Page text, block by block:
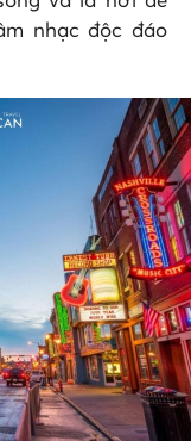
nhạc độc đáo